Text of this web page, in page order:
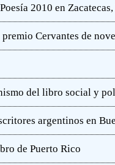
2010 en
Cervantes de
del libro social y
argentinos en
de Puerto Rico